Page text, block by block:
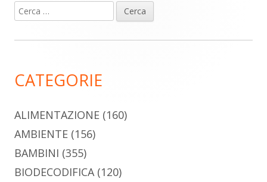
Barra
laterale
Ricerca
per:
CATEGORIE
ALIMENTAZIONE (160)
AMBIENTE (156)
BAMBINI (355)
BIODECODIFICA (120)